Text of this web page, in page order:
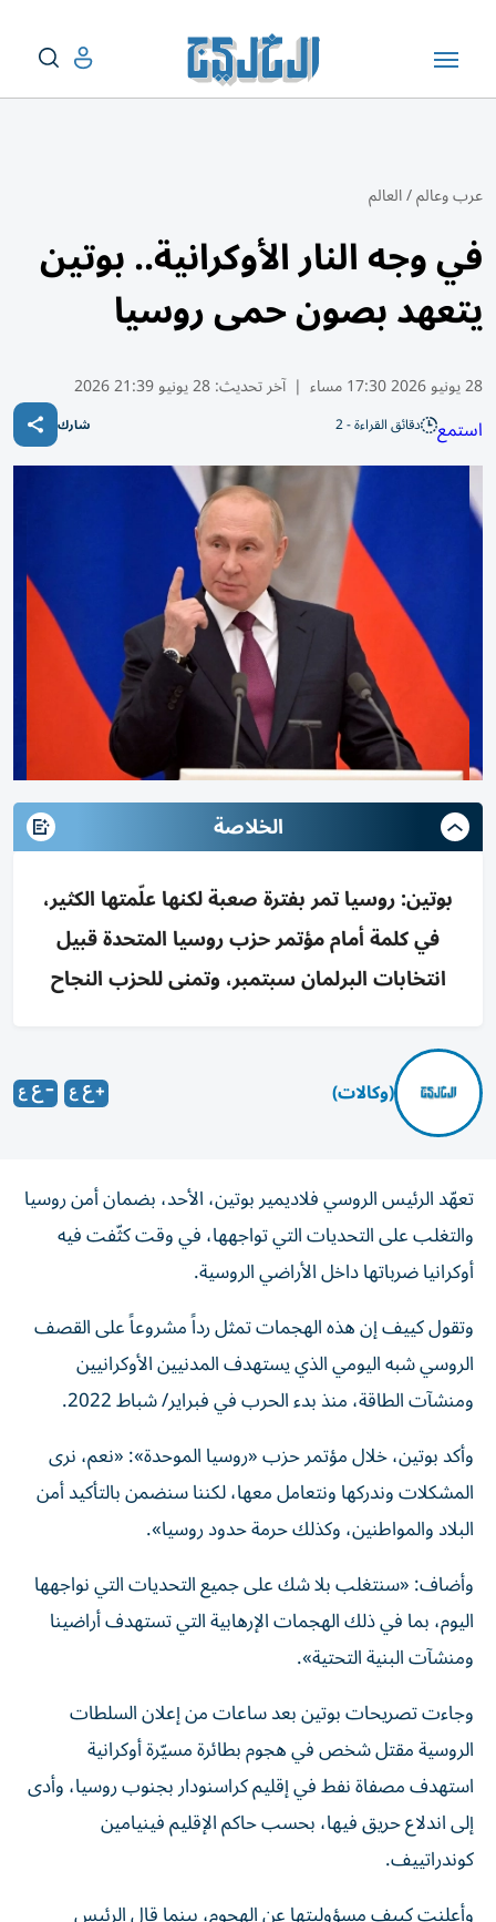
عرب وعالم/العالم
في وجه النار الأوكرانية.. بوتين
يتعهد بصون حمى روسيا
28 يونيو 2026 17:30 مساء | آخر تحديث:28 يونيو 21:39 2026
استمع دقائق القراءة - 2 شارك
الخلاصة
بوتين: روسيا تمر بفترة صعبة لكنها علّمتها الكثير،
في كلمة أمام مؤتمر حزب روسيا المتحدة قبيل
انتخابات البرلمان سبتمبر، وتمنى للحزب النجاح
(وكالات)
تعهّد الرئيس الروسي فلاديمير بوتين، الأحد، بضمان أمن روسيا
والتغلب على التحديات التي تواجهها، في وقت كثّفت فيه
أوكرانيا ضرباتها داخل الأراضي الروسية.
وتقول كييف إن هذه الهجمات تمثل رداً مشروعاً على القصف
الروسي شبه اليومي الذي يستهدف المدنيين الأوكرانيين
ومنشآت الطاقة، منذ بدء الحرب في فبراير/ شباط 2022.
وأكد بوتين، خلال مؤتمر حزب «روسيا الموحدة»: «نعم، نرى
المشكلات وندركها ونتعامل معها، لكننا سنضمن بالتأكيد أمن
البلاد والمواطنين، وكذلك حرمة حدود روسيا».
وأضاف: «سنتغلب بلا شك على جميع التحديات التي نواجهها
اليوم، بما في ذلك الهجمات الإرهابية التي تستهدف أراضينا
ومنشآت البنية التحتية».
وجاءت تصريحات بوتين بعد ساعات من إعلان السلطات
الروسية مقتل شخص في هجوم بطائرة مسيّرة أوكرانية
استهدف مصفاة نفط في إقليم كراسنودار بجنوب روسيا، وأدى
إلى اندلاع حريق فيها، بحسب حاكم الإقليم فينيامين
كوندراتييف.